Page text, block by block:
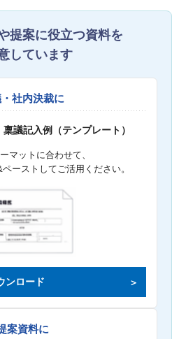
提案に役立つ資料を
しています
社内決裁に
議記入例（テンプレート）
マットに合わせて、
ーストしてご活用ください。
ンロード
案資料に